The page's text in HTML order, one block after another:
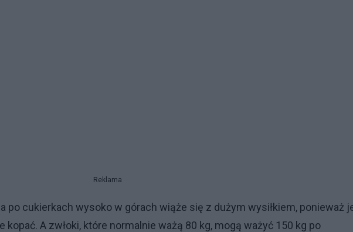
Reklama
po cukierkach wysoko w górach wiąże się z dużym wysiłkiem, ponieważ
A zwłoki, które normalnie ważą 80 kg, mogą ważyć 150 kg po